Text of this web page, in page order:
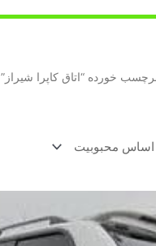
خورده “اتاق کاپرا شیراز”